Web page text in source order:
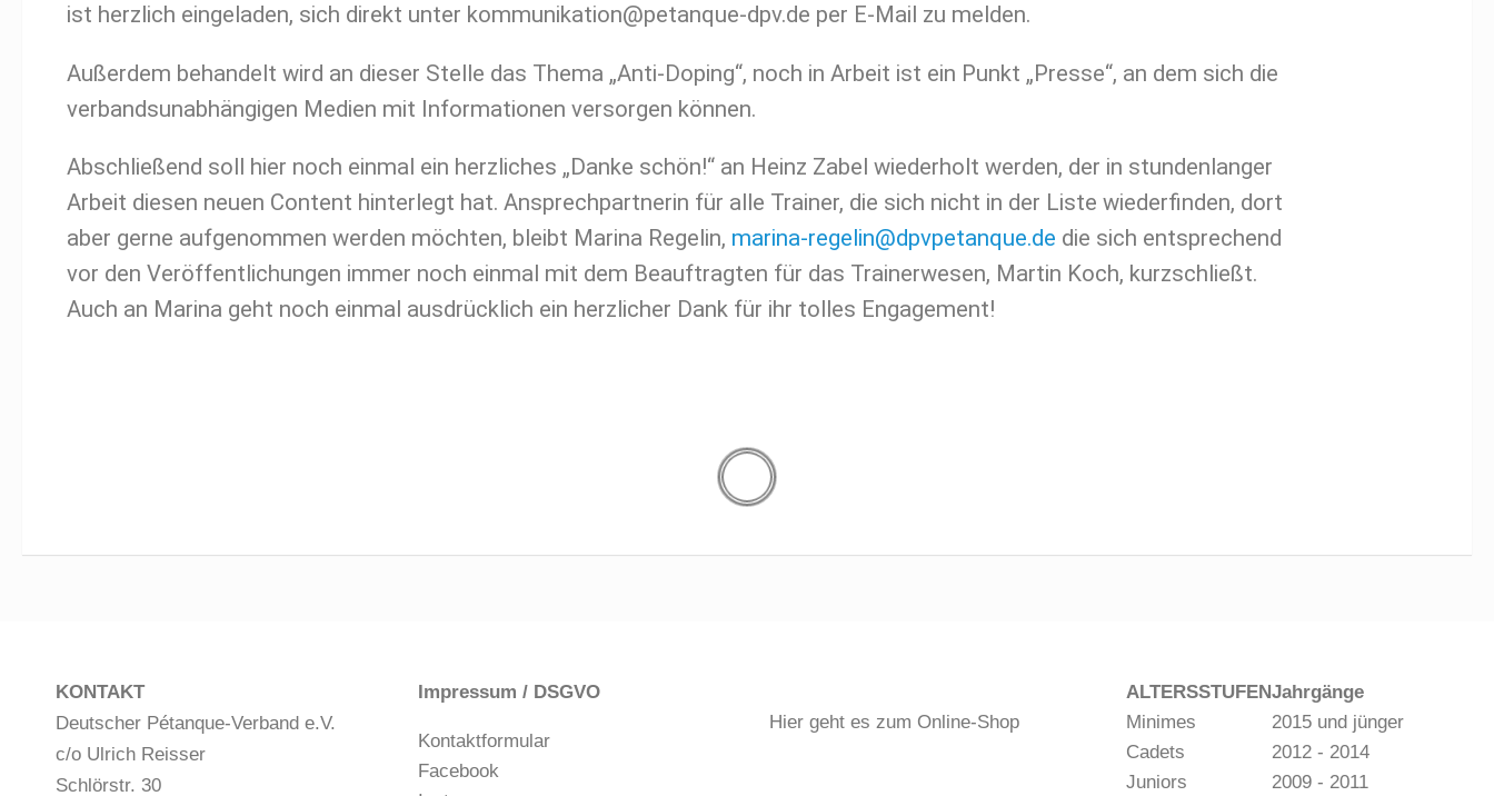
ist herzlich eingeladen, sich direkt unter kommunikation@petanque-dpv.de per E-Mail zu melden.
Außerdem behandelt wird an dieser Stelle das Thema „Anti-Doping“, noch in Arbeit ist ein Punkt „Presse“, an dem sich die
verbandsunabhängigen Medien mit Informationen versorgen können.
Abschließend soll hier noch einmal ein herzliches „Danke schön!“ an Heinz Zabel wiederholt werden, der in stundenlanger
Arbeit diesen neuen Content hinterlegt hat. Ansprechpartnerin für alle Trainer, die sich nicht in der Liste wiederfinden, dort
aber gerne aufgenommen werden möchten, bleibt Marina Regelin, marina-regelin@dpvpetanque.de die sich entsprechend
vor den Veröffentlichungen immer noch einmal mit dem Beauftragten für das Trainerwesen, Martin Koch, kurzschließt.
Auch an Marina geht noch einmal ausdrücklich ein herzlicher Dank für ihr tolles Engagement!
KONTAKT
Deutscher Pétanque-Verband e.V.
c/o Ulrich Reisser
Schlörstr. 30
Impressum / DSGVO
Kontaktformular
Facebook
Hier geht es zum Online-Shop
ALTERSSTUFENJahrgänge
Minimes
2015 und jünger
Cadets
2012 - 2014
Juniors
2009 - 2011